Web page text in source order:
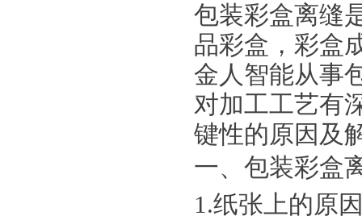
包装彩盒离缝
品彩盒，彩盒
金人智能从事
对加工工艺有
键性的原因及
一、包装彩盒
1.纸张上的原